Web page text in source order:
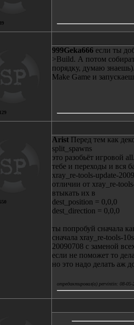
129
999Geka666 если ты
>Build. А потом
порядку, думаю
Make Game и
Arist Перед тем как
split_spawns
это разобьёт игровой
тебе и переходы и вся
xray_re-tools-update-
отличии от xray_re-
втыкать их в
dest_position = 0,0,0
dest_direction = 0,0,0
ты попробуй сначала
сначала xray_re-tools-
20090708 с заменой
если не поможет то
но это надо делать аж
отредактировал(а) pervintin: 08-05-